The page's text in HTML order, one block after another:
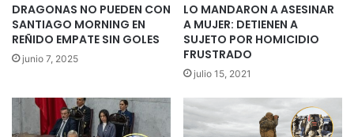
DRAGONAS NO PUEDEN CON
SANTIAGO MORNING EN
REÑIDO EMPATE SIN GOLES
junio 7, 2025
LO MANDARON A ASESINAR
A MUJER: DETIENEN A
SUJETO POR HOMICIDIO
FRUSTRADO
julio 15, 2021